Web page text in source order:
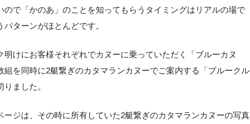
ので「かのあ」のことを知ってもらうタイミングはリアルの場で
ターンがほとんどです。
明けにお客様それぞれでカヌーに乗っていただく「ブルーカヌ
組を同時に2艇繋ぎのカタマランカヌーでご案内する「ブルークル
ました。
ージは、その時に所有していた2艇繋ぎのカタマランカヌーの写真